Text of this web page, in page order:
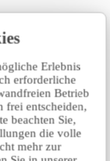
Erlebnis
erforderliche
Betrieb
frei entscheiden,
beachten Sie,
die volle
mehr zur